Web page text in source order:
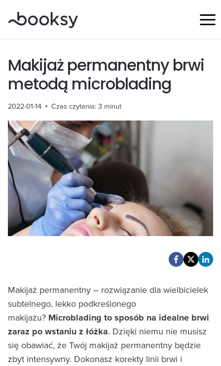
do
Makijaż permanentny brwi
metodą microblading
2022-01-14 Czas czytania:3 minut
Makijaż permanentny – rozwiązanie dla wielbicielek
subtelnego, lekko podkreślonego
makijażu? Microblading to sposób na idealne brwi
zaraz po wstaniu z łóżka. Dzięki niemu nie musisz
się obawiać, że Twój makijaż permanentny będzie
zbyt intensywny. Dokonasz korekty linii brwi i